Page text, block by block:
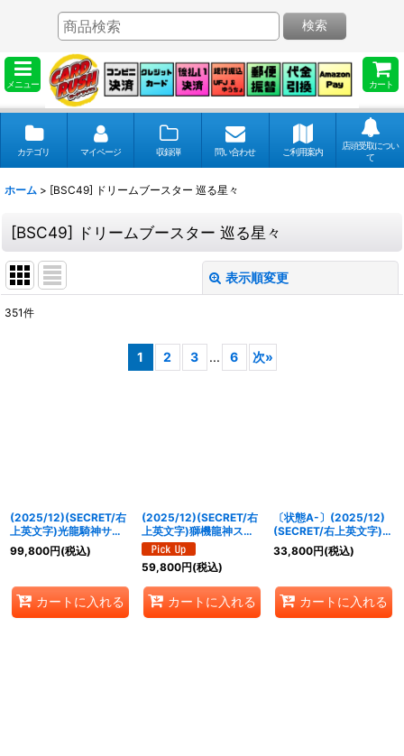
メニュー カート
検索
カテゴリ マイページ 収録弾 問い合わせ ご利用案内
店頭受取につい
て
ホーム > [BSC49] ドリームブースター 巡る星々
[BSC49] ドリームブースター 巡る星々
表示順変更
351件
1 2 3 ... 6 次»
(2025/12)(SECRET/右
上英文字)光龍騎神サジ
ット・アポロドラゴン
XV【XV-SEC】
99,800円(税込)
カートに入れる
(2025/12)(SECRET/右
上英文字)獅機龍神スト
ライクヴルム・レオ
XV【XV-SEC】
{BSC49-XV08}《白》
59,800円(税込)
カートに入れる
〔状態A-〕(2025/12)
(SECRET/右上英文字)戦
神乙女ヴィエルジェ
XV【XV-SEC】
33,800円(税込)
カートに入れる